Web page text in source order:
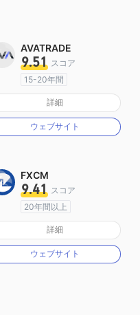
AVATRADE
9.51 スコア
15-20年間
オーストラリア規制
マーケットメイキングライセンス（MM）
MT4フルライセンス
詳細
ウェブサイト
FXCM
9.41 スコア
20年間以上
オーストラリア規制
マーケットメイキングライセンス（MM）
MT4フルライセンス
詳細
ウェブサイト